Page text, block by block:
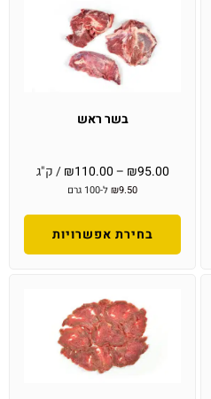
בשר ראש
₪95.00
–
₪110.00 / ק"ג
₪9.50 ל-100 גרם
בחירת אפשרויות